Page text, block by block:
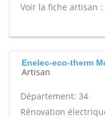
Voir la fiche artisan :
Enelec-eco-therm
Artisan
Département: 34
Rénovation